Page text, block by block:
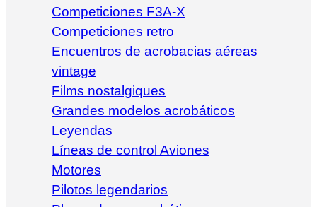
Competiciones F3A-X
Competiciones retro
Encuentros de acrobacias aéreas
vintage
Films nostalgiques
Grandes modelos acrobáticos
Leyendas
Líneas de control Aviones
Motores
Pilotos legendarios